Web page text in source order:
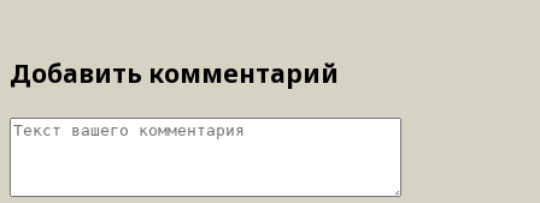
Добавить комментарий